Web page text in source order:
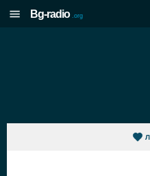
Bg-radio .org